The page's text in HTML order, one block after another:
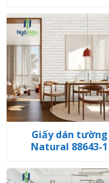
Giấy dán tường
Natural 88643-1